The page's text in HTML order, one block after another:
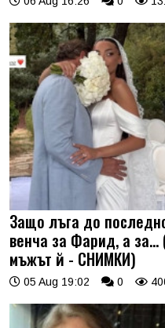
Защо лъга до
венча за Фарид, а
мъжът й - СНИМКИ)
05 Aug 19:02 0